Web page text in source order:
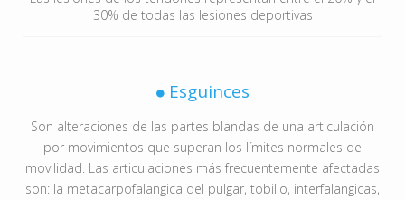
30% de todas las lesiones deportivas
Esguinces
Son alteraciones de las partes blandas de una articulación
por movimientos que superan los límites normales de
movilidad. Las articulaciones más frecuentemente afectadas
son: la metacarpofalangica del pulgar, tobillo, interfalangicas,